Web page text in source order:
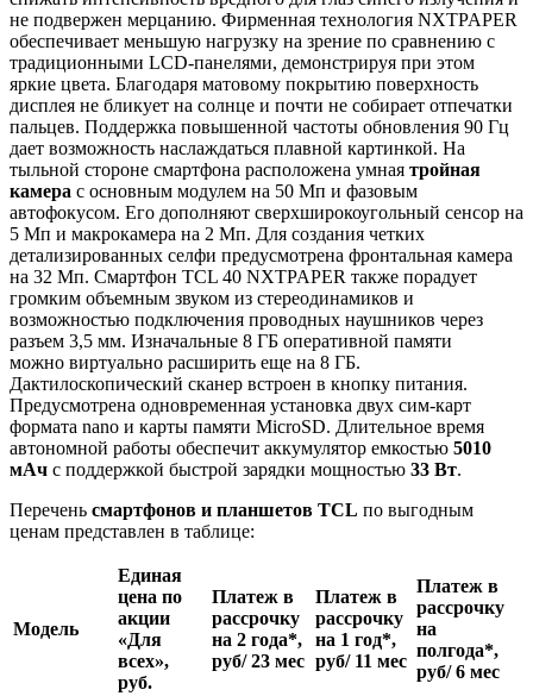
не подвержен мерцанию. Фирменная технология NXTPAPER
обеспечивает меньшую нагрузку на зрение по сравнению с
традиционными LCD-панелями, демонстрируя при этом
яркие цвета. Благодаря матовому покрытию поверхность
дисплея не бликует на солнце и почти не собирает отпечатки
пальцев. Поддержка повышенной частоты обновления 90 Гц
дает возможность наслаждаться плавной картинкой. На
тыльной стороне смартфона расположена умная тройная
камера с основным модулем на 50 Мп и фазовым
автофокусом. Его дополняют сверхширокоугольный сенсор на
5 Мп и макрокамера на 2 Мп. Для создания четких
детализированных селфи предусмотрена фронтальная камера
на 32 Мп. Смартфон TCL 40 NXTPAPER также порадует
громким объемным звуком из стереодинамиков и
возможностью подключения проводных наушников через
разъем 3,5 мм. Изначальные 8 ГБ оперативной памяти
можно виртуально расширить еще на 8 ГБ.
Дактилоскопический сканер встроен в кнопку питания.
Предусмотрена одновременная установка двух сим-карт
формата nano и карты памяти MicroSD. Длительное время
автономной работы обеспечит аккумулятор емкостью 5010
мАч с поддержкой быстрой зарядки мощностью 33 Вт.
Перечень смартфонов и планшетов TCL по выгодным
ценам представлен в таблице:
Модель
Единая
цена по
акции
«Для
всех»,
руб.
Платеж в
рассрочку
на 2 года*,
руб/ 23 мес
Платеж в
рассрочку
на 1 год*,
руб/ 11 мес
Платеж в
рассрочку
на
полгода*,
руб/ 6 мес